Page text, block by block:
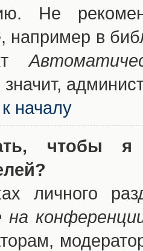
Не
например в
значит,
началу
чтобы
личного
на